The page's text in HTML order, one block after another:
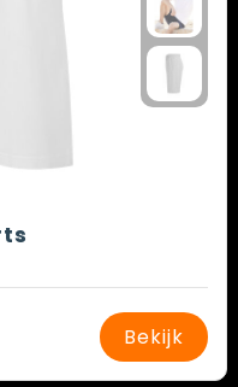
Bekijk